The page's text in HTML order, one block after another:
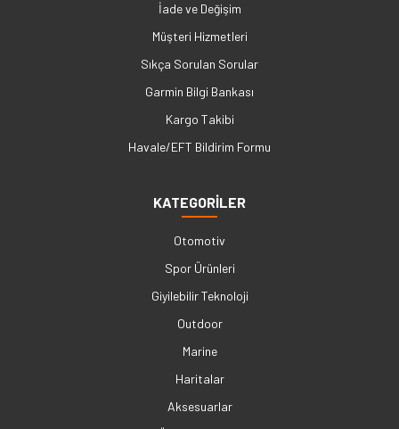
İade ve Değişim
Müşteri Hizmetleri
Sıkça Sorulan Sorular
Garmin Bilgi Bankası
Kargo Takibi
Havale/EFT Bildirim Formu
KATEGORİLER
Otomotiv
Spor Ürünleri
Giyilebilir Teknoloji
Outdoor
Marine
Haritalar
Aksesuarlar